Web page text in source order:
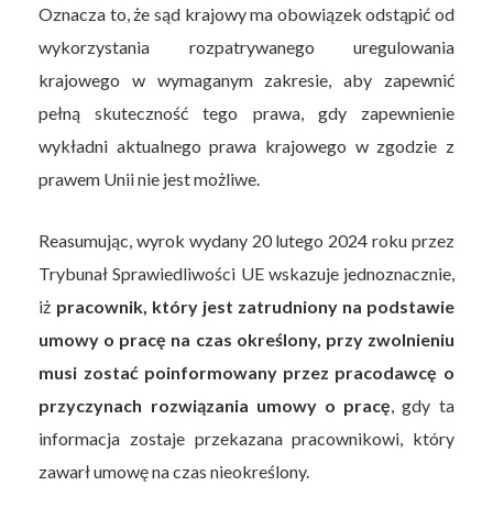
Oznacza to, że sąd krajowy ma obowiązek odstąpić od
wykorzystania rozpatrywanego uregulowania
krajowego w wymaganym zakresie, aby zapewnić
pełną skuteczność tego prawa, gdy zapewnienie
wykładni aktualnego prawa krajowego w zgodzie z
prawem Unii nie jest możliwe.
Reasumując, wyrok wydany 20 lutego 2024 roku przez
Trybunał Sprawiedliwości UE wskazuje jednoznacznie,
iż pracownik, który jest zatrudniony na podstawie
umowy o pracę na czas określony, przy zwolnieniu
musi zostać poinformowany przez pracodawcę o
przyczynach rozwiązania umowy o pracę , gdy ta
informacja zostaje przekazana pracownikowi, który
zawarł umowę na czas nieokreślony.